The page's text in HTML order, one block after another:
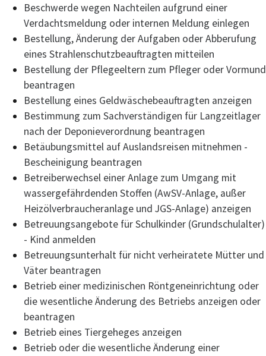
Beschwerde wegen Nachteilen aufgrund einer
Verdachtsmeldung oder internen Meldung einlegen
Bestellung, Änderung der Aufgaben oder Abberufung
eines Strahlenschutzbeauftragten mitteilen
Bestellung der Pflegeeltern zum Pfleger oder Vormund
beantragen
Bestellung eines Geldwäschebeauftragten anzeigen
Bestimmung zum Sachverständigen für Langzeitlager
nach der Deponieverordnung beantragen
Betäubungsmittel auf Auslandsreisen mitnehmen -
Bescheinigung beantragen
Betreiberwechsel einer Anlage zum Umgang mit
wassergefährdenden Stoffen (AwSV-Anlage, außer
Heizölverbraucheranlage und JGS-Anlage) anzeigen
Betreuungsangebote für Schulkinder (Grundschulalter)
- Kind anmelden
Betreuungsunterhalt für nicht verheiratete Mütter und
Väter beantragen
Betrieb einer medizinischen Röntgeneinrichtung oder
die wesentliche Änderung des Betriebs anzeigen oder
beantragen
Betrieb eines Tiergeheges anzeigen
Betrieb oder die wesentliche Änderung einer